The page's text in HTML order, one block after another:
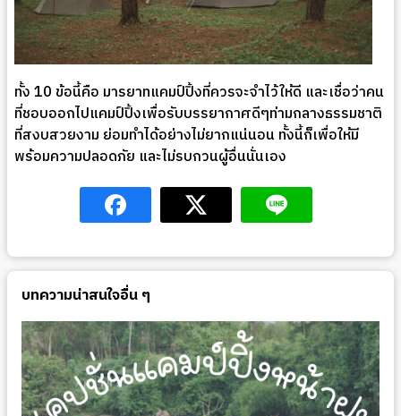
ทั้ง 10 ข้อนี้คือ มารยาทแคมป์ปิ้งที่ควรจะจำไว้ให้ดี และเชื่อว่าคน
ที่ชอบออกไปแคมป์ปิ้งเพื่อรับบรรยากาศดีๆท่ามกลางธรรมชาติ
ที่สงบสวยงาม ย่อมทำได้อย่างไม่ยากแน่นอน ทั้งนี้ก็เพื่อให้มี
พร้อมความปลอดภัย และไม่รบกวนผู้อื่นนั่นเอง
บทความน่าสนใจอื่น ๆ